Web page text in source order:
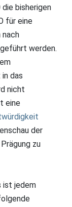
die bisherigen
für eine
nach
werden.
das
nicht
eine
der
zu
ist jedem